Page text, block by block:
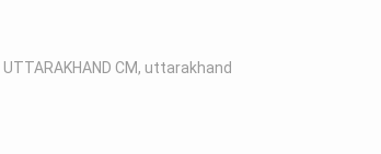
UTTARAKHAND CM, uttarakhand